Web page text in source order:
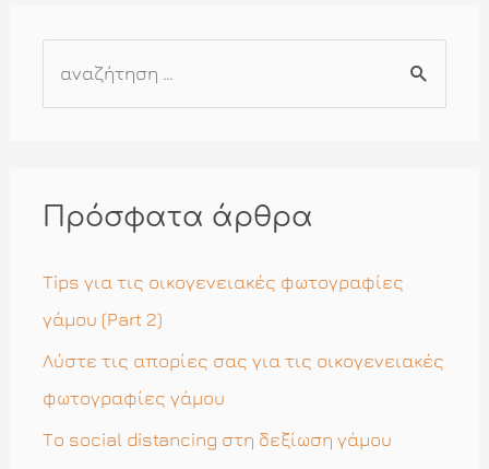
ή
η
σ
η
γ
Πρόσφατα άρθρα
Tips για τις οικογενειακές φωτογραφίες
γάμου (Part 2)
Λύστε τις απορίες σας για τις οικογενειακές
φωτογραφίες γάμου
Το social distancing στη δεξίωση γάμου